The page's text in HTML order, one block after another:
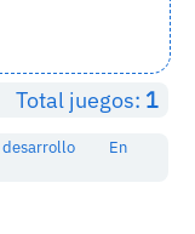
Total juegos: 1
desarrollo
En